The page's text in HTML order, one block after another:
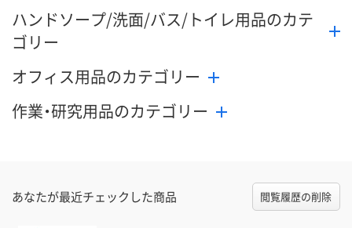
ハンドソープ/洗面/バス/トイレ用品のカテ
ゴリー
オフィス用品のカテゴリー
作業・研究用品のカテゴリー
あなたが最近チェックした商品 閲覧履歴の削除